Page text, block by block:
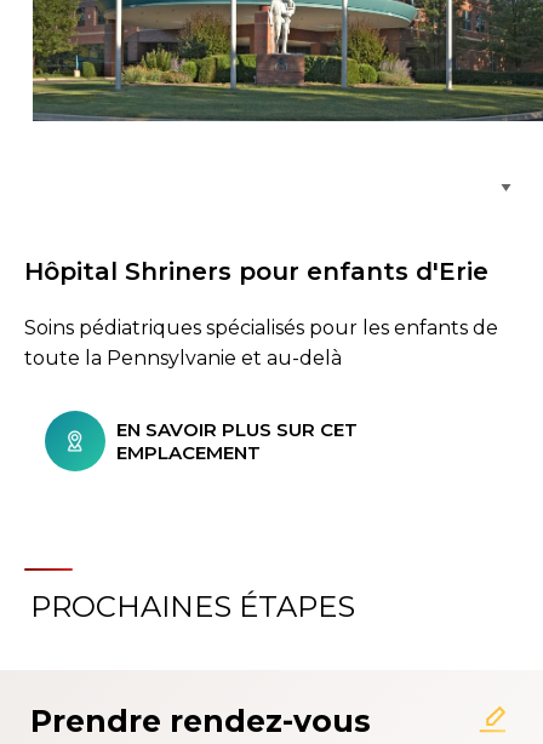
Hôpital Shriners pour enfants d'Erie
Soins pédiatriques spécialisés pour les enfants de
toute la Pennsylvanie et au-delà
EN SAVOIR PLUS SUR CET
EMPLACEMENT
PROCHAINES ÉTAPES
Prendre rendez-vous